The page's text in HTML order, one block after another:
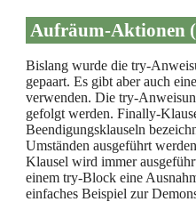
Aufräum-Aktionen
Bislang wurde die try-
gepaart. Es gibt aber auch
verwenden. Die try-
gefolgt werden. Finally-
Beendigungsklauseln
Umständen ausgeführt
Klausel wird immer
einem try-Block eine
einfaches Beispiel zur